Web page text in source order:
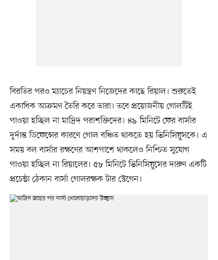
বিরতির পরও ম্যাচের নিয়ন্ত্রণ নিজেদের কাছে রিয়াল। শুরুতেই
একাধিক আক্রমণ তৈরি করে তারা। তবে প্রয়োজনীয় গোলটিই
পাওয়া হচ্ছিল না মাদ্রিদ পরাশক্তিদের। ৪৯ মিনিটে ফের বার্সার
দুর্দান্ত ডিফেন্সের কারণে গোল বঞ্চিত থাকতে হয় ভিনিসিয়ুসকে। এ
সময় বল বার্সার রক্ষণের আশপাশে থাকলেও নিশ্চিত সুযোগ
পাওয়া হচ্ছিল না রিয়ালের। ৫৮ মিনিটে ভিনিসিয়ুসের দারুণ একটি
প্রচেষ্ঠা ঠেকান বার্সা গোলরক্ষক টার স্টেগেন।